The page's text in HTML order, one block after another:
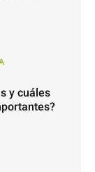
y cuáles